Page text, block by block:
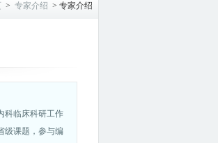
> 专家介绍 > 专家介绍
科临床科研工作
级课题，参与编